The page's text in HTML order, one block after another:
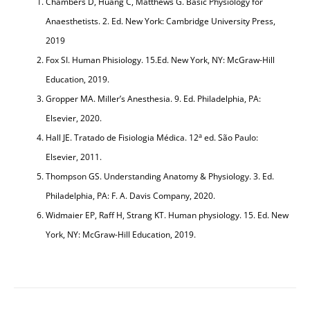
Anaesthetists. 2. Ed. New York: Cambridge University Press,
2019
Fox SI. Human Phisiology. 15.Ed. New York, NY: McGraw-Hill
Education, 2019.
Gropper MA. Miller’s Anesthesia. 9. Ed. Philadelphia, PA:
Elsevier, 2020.
Hall JE. Tratado de Fisiologia Médica. 12a ed. São Paulo:
Elsevier, 2011.
Thompson GS. Understanding Anatomy & Physiology. 3. Ed.
Philadelphia, PA: F. A. Davis Company, 2020.
Widmaier EP, Raff H, Strang KT. Human physiology. 15. Ed. New
York, NY: McGraw-Hill Education, 2019.